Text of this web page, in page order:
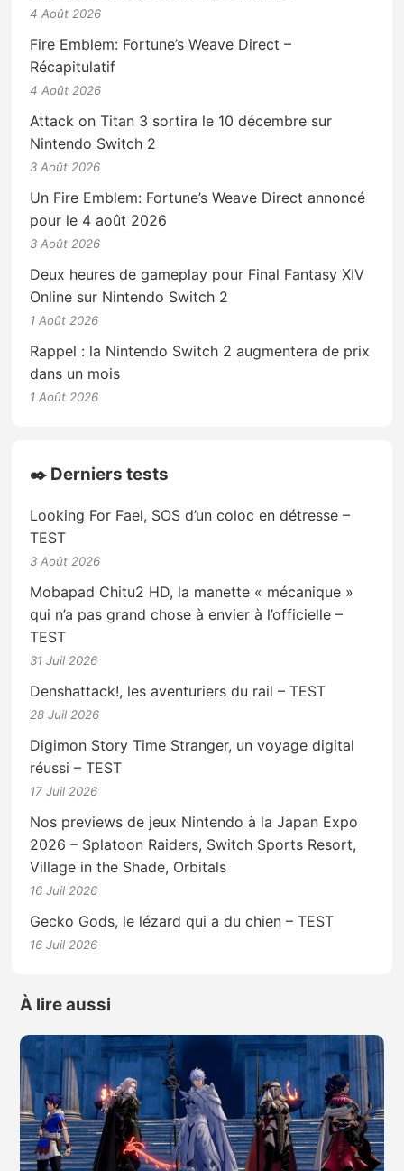
4 Août 2026
Fire Emblem: Fortune’s Weave Direct –
Récapitulatif
4 Août 2026
Attack on Titan 3 sortira le 10 décembre sur
Nintendo Switch 2
3 Août 2026
Un Fire Emblem: Fortune’s Weave Direct annoncé
pour le 4 août 2026
3 Août 2026
Deux heures de gameplay pour Final Fantasy XIV
Online sur Nintendo Switch 2
1 Août 2026
Rappel : la Nintendo Switch 2 augmentera de prix
dans un mois
1 Août 2026
✒️ Derniers tests
Looking For Fael, SOS d’un coloc en détresse –
TEST
3 Août 2026
Mobapad Chitu2 HD, la manette « mécanique »
qui n’a pas grand chose à envier à l’officielle –
TEST
31 Juil 2026
Denshattack!, les aventuriers du rail – TEST
28 Juil 2026
Digimon Story Time Stranger, un voyage digital
réussi – TEST
17 Juil 2026
Nos previews de jeux Nintendo à la Japan Expo
2026 – Splatoon Raiders, Switch Sports Resort,
Village in the Shade, Orbitals
16 Juil 2026
Gecko Gods, le lézard qui a du chien – TEST
16 Juil 2026
À lire aussi